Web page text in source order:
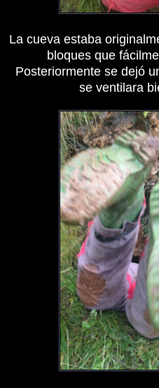
La cueva estaba
bloques que
Posteriormente se dejó
se ventilara